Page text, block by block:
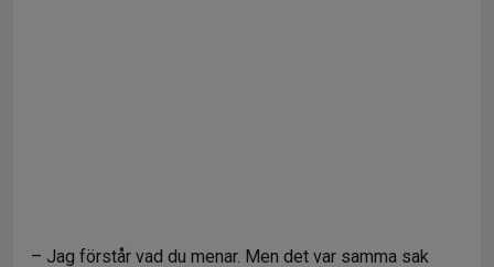
– Jag förstår vad du menar. Men det var samma sak